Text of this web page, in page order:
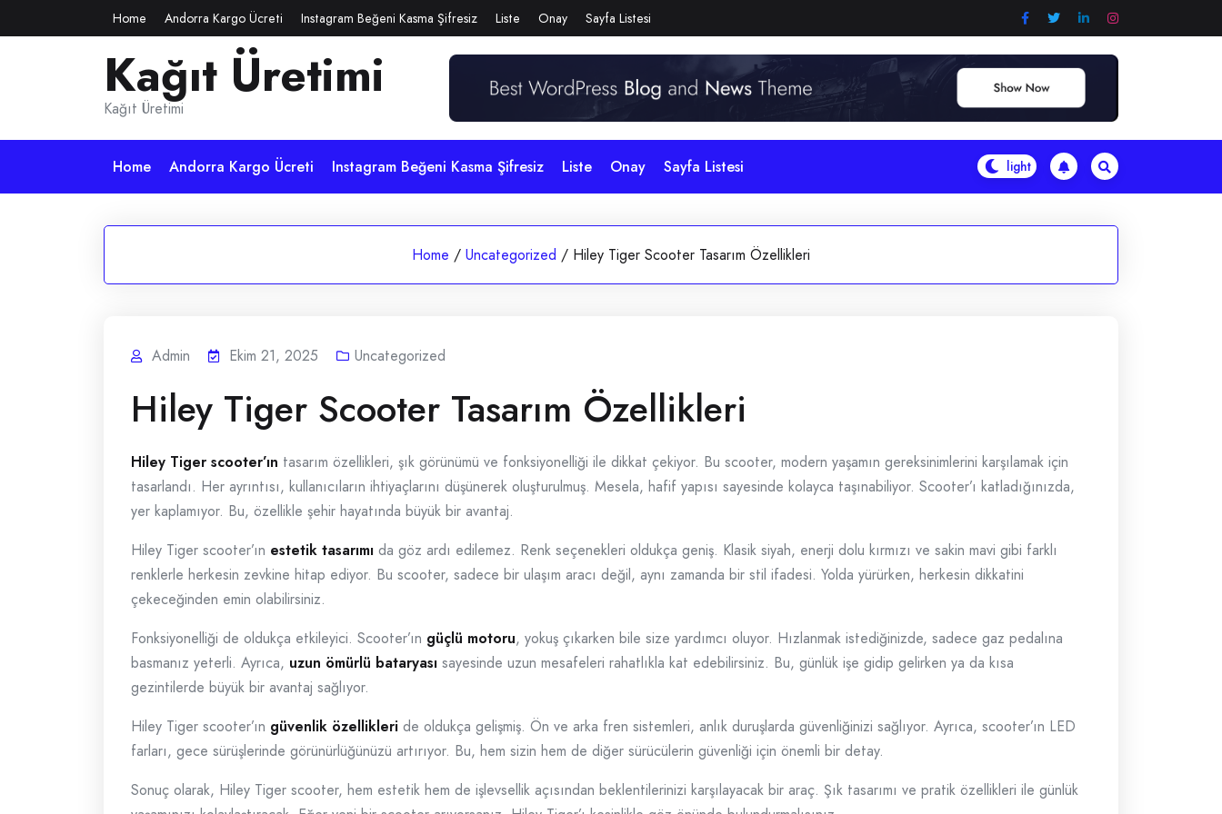
to
Home Andorra Kargo Ücreti Instagram Beğeni Kasma Şifresiz Liste Onay Sayfa Listesi
Kağıt Üretimi
Kağıt Üretimi
Home Andorra Kargo Ücreti Instagram Beğeni Kasma Şifresiz Liste Onay Sayfa Listesi
Home / Uncategorized / Hiley Tiger Scooter Tasarım Özellikleri
Admin Ekim 21, 2025 Uncategorized
Hiley Tiger Scooter Tasarım Özellikleri
Hiley Tiger scooter’ın tasarım özellikleri, şık görünümü ve fonksiyonelliği ile dikkat çekiyor. Bu scooter, modern yaşamın gereksinimlerini karşılamak için
tasarlandı. Her ayrıntısı, kullanıcıların ihtiyaçlarını düşünerek oluşturulmuş. Mesela, hafif yapısı sayesinde kolayca taşınabiliyor. Scooter’ı katladığınızda,
yer kaplamıyor. Bu, özellikle şehir hayatında büyük bir avantaj.
Hiley Tiger scooter’ın estetik tasarımı da göz ardı edilemez. Renk seçenekleri oldukça geniş. Klasik siyah, enerji dolu kırmızı ve sakin mavi gibi farklı
renklerle herkesin zevkine hitap ediyor. Bu scooter, sadece bir ulaşım aracı değil, aynı zamanda bir stil ifadesi. Yolda yürürken, herkesin dikkatini
çekeceğinden emin olabilirsiniz.
Fonksiyonelliği de oldukça etkileyici. Scooter’ın güçlü motoru, yokuş çıkarken bile size yardımcı oluyor. Hızlanmak istediğinizde, sadece gaz pedalına
basmanız yeterli. Ayrıca, uzun ömürlü bataryası sayesinde uzun mesafeleri rahatlıkla kat edebilirsiniz. Bu, günlük işe gidip gelirken ya da kısa
gezintilerde büyük bir avantaj sağlıyor.
Hiley Tiger scooter’ın güvenlik özellikleri de oldukça gelişmiş. Ön ve arka fren sistemleri, anlık duruşlarda güvenliğinizi sağlıyor. Ayrıca, scooter’ın LED
farları, gece sürüşlerinde görünürlüğünüzü artırıyor. Bu, hem sizin hem de diğer sürücülerin güvenliği için önemli bir detay.
Sonuç olarak, Hiley Tiger scooter, hem estetik hem de işlevsellik açısından beklentilerinizi karşılayacak bir araç. Şık tasarımı ve pratik özellikleri ile günlük